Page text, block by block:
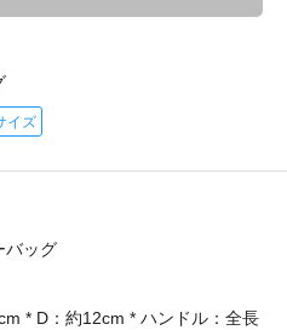
イズ
ッグ
* D：約12cm * ハンドル：全長